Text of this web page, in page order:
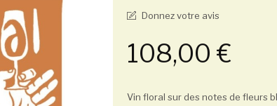
Donnez votre avis
108,00 €
Vin floral sur des notes de fleurs